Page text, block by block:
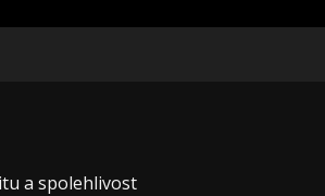
a spolehlivost